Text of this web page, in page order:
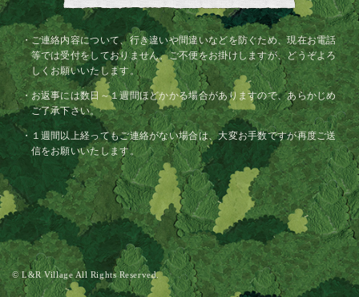
ご連絡内容について、行き違いや間違いなどを防ぐため、現在お電話
等では受付をしておりません。ご不便をお掛けしますが、どうぞよろ
しくお願いいたします。
お返事には数日～１週間ほどかかる場合がありますので、あらかじめ
ご了承下さい。
１週間以上経ってもご連絡がない場合は、大変お手数ですが再度ご送
信をお願いいたします。
© L&R Village All Rights Reserved.